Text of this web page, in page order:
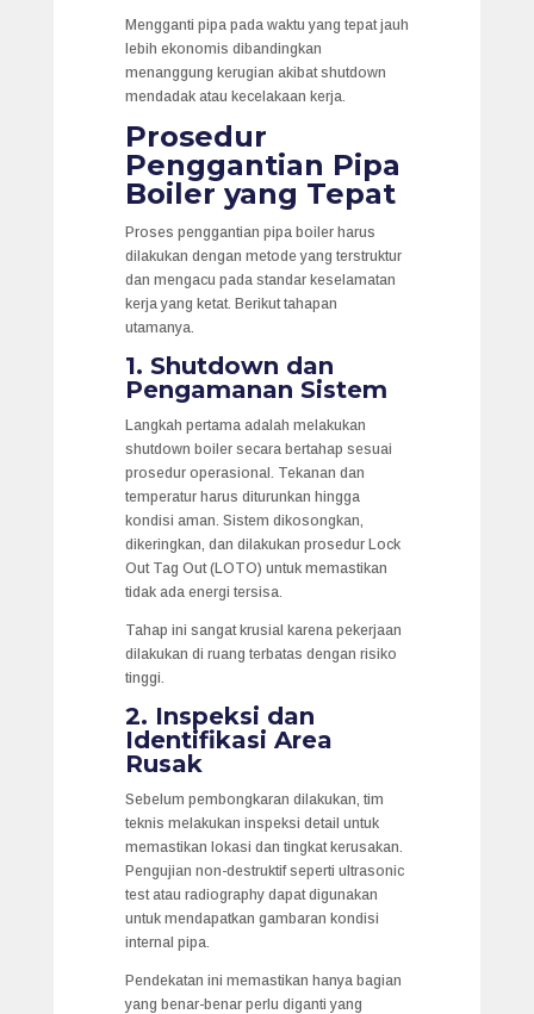
Mengganti pipa pada waktu yang tepat jauh
lebih ekonomis dibandingkan
menanggung kerugian akibat shutdown
mendadak atau kecelakaan kerja.
Prosedur
Penggantian Pipa
Boiler yang Tepat
Proses penggantian pipa boiler harus
dilakukan dengan metode yang terstruktur
dan mengacu pada standar keselamatan
kerja yang ketat. Berikut tahapan
utamanya.
1. Shutdown dan
Pengamanan Sistem
Langkah pertama adalah melakukan
shutdown boiler secara bertahap sesuai
prosedur operasional. Tekanan dan
temperatur harus diturunkan hingga
kondisi aman. Sistem dikosongkan,
dikeringkan, dan dilakukan prosedur Lock
Out Tag Out (LOTO) untuk memastikan
tidak ada energi tersisa.
Tahap ini sangat krusial karena pekerjaan
dilakukan di ruang terbatas dengan risiko
tinggi.
2. Inspeksi dan
Identifikasi Area
Rusak
Sebelum pembongkaran dilakukan, tim
teknis melakukan inspeksi detail untuk
memastikan lokasi dan tingkat kerusakan.
Pengujian non-destruktif seperti ultrasonic
test atau radiography dapat digunakan
untuk mendapatkan gambaran kondisi
internal pipa.
Pendekatan ini memastikan hanya bagian
yang benar-benar perlu diganti yang